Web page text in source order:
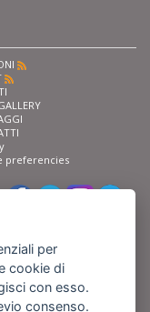
preferencies
per
cookie di
con esso.
consenso.